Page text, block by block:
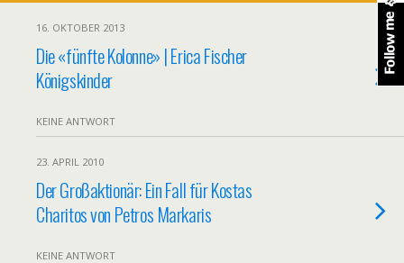
16. OKTOBER 2013
Die «fünfte Kolonne» | Erica Fischer
Königskinder
KEINE ANTWORT
23. APRIL 2010
Der Großaktionär: Ein Fall für Kostas
Charitos von Petros Markaris
KEINE ANTWORT